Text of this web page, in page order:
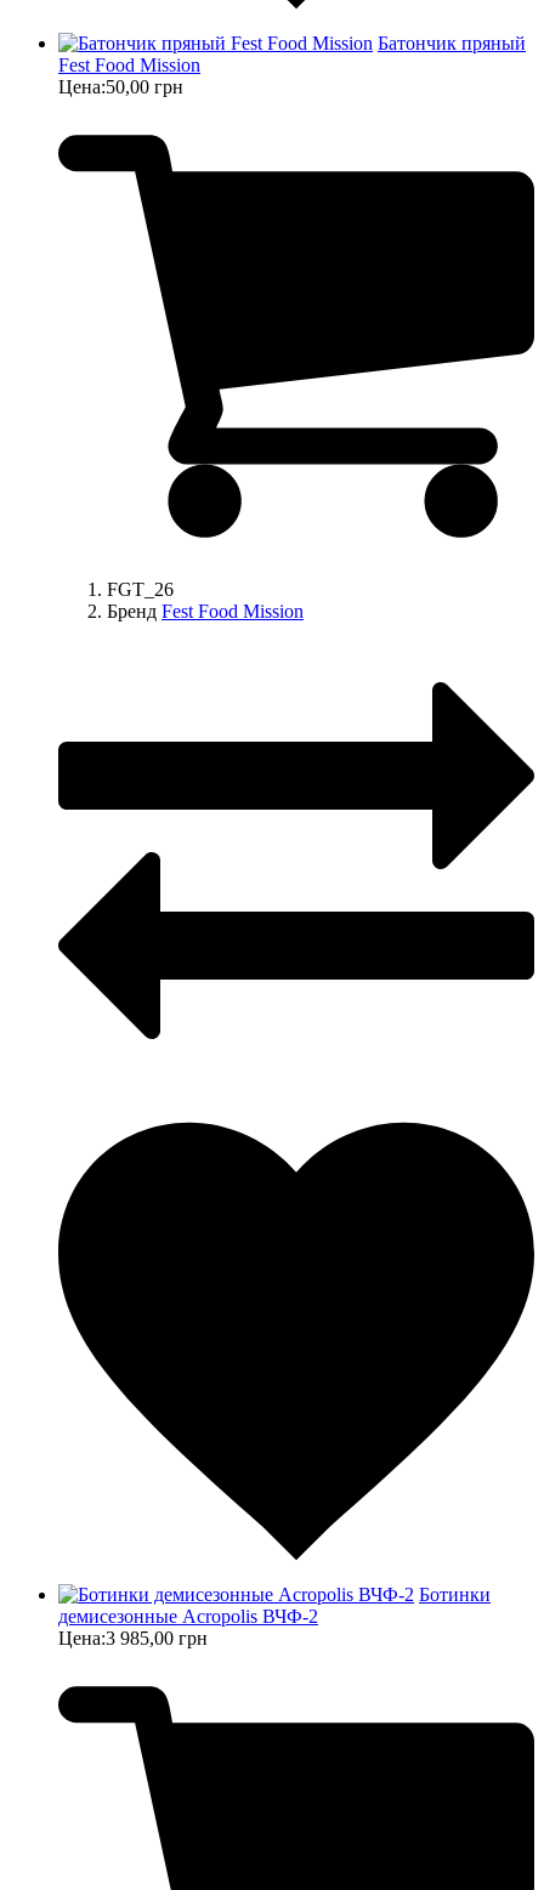
Батончик пряный
Fest Food Mission
Цена:50,00 грн
FGT_26
Бренд Fest Food Mission
Ботинки
демисезонные Acropolis ВЧФ-2
Цена:3 985,00 грн